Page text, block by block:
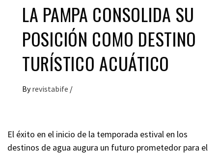
LA PAMPA CONSOLIDA SU
POSICIÓN COMO DESTINO
TURÍSTICO ACUÁTICO
By revistabife /
El éxito en el inicio de la temporada estival en los
destinos de agua augura un futuro prometedor para el